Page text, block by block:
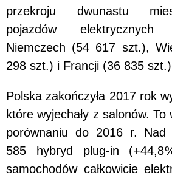
przekroju dwunastu
pojazdów
Niemczech (54 617 szt.),
298 szt.) i Francji (36 835
Polska zakończyła 2017 rok
które wyjechały z salonów.
porównaniu do 2016 r. Nad
585 hybryd plug-in
samochodów całkowicie